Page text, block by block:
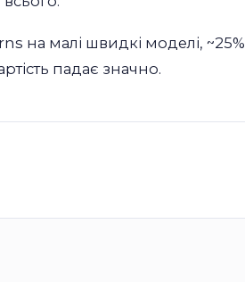
на малі швидкі моделі,
падає значно.